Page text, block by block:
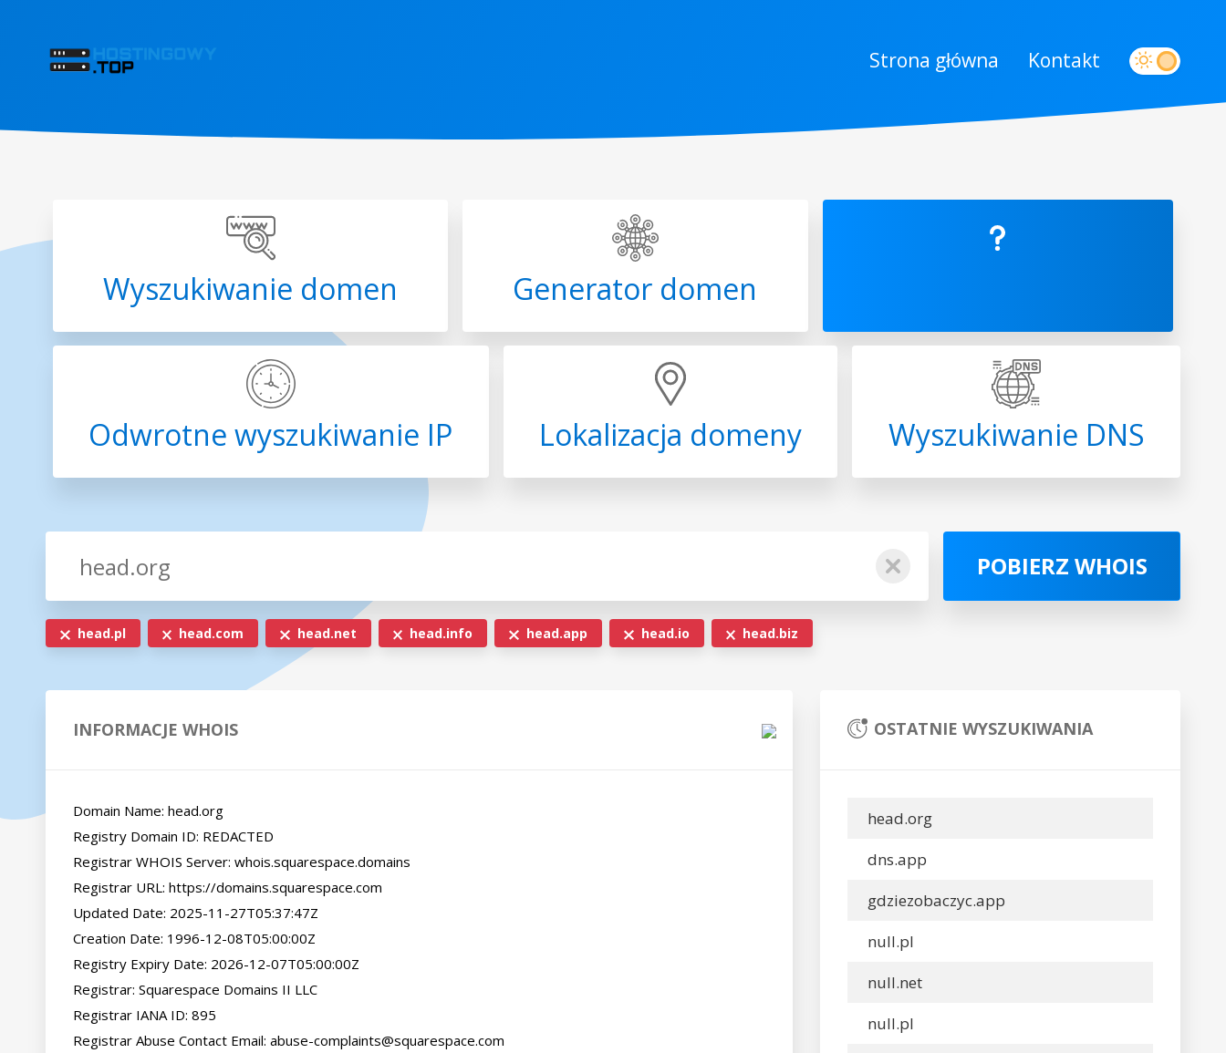
Strona główna Kontakt
Wyszukiwanie domen Generator domen
Odwrotne wyszukiwanie IP Lokalizacja domeny Wyszukiwanie DNS
POBIERZ WHOIS
head.pl head.com head.net head.info head.app head.io head.biz
INFORMACJE WHOIS
Domain Name: head.org
Registry Domain ID: REDACTED
Registrar WHOIS Server: whois.squarespace.domains
Registrar URL: https://domains.squarespace.com
Updated Date: 2025-11-27T05:37:47Z
Creation Date: 1996-12-08T05:00:00Z
Registry Expiry Date: 2026-12-07T05:00:00Z
Registrar: Squarespace Domains II LLC
Registrar IANA ID: 895
Registrar Abuse Contact Email: abuse-complaints@squarespace.com
OSTATNIE WYSZUKIWANIA
head.org
dns.app
gdziezobaczyc.app
null.pl
null.net
null.pl